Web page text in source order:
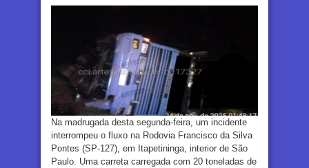
Na madrugada desta segunda-feira, um incidente
interrompeu o fluxo na Rodovia Francisco da Silva
Pontes (SP-127), em Itapetininga, interior de São
Paulo. Uma carreta carregada com 20 toneladas de